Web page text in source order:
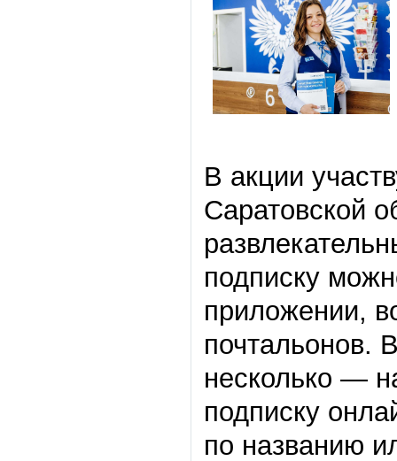
В акции
Саратовской
подписку
приложении,
почтальонов.
несколько —
подписку
по названию